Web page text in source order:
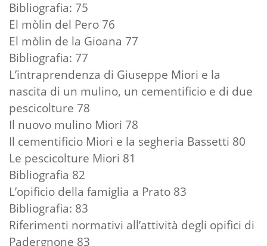
Bibliografia: 75
El mòlin del Pero 76
El mòlin de la Gioana 77
Bibliografia: 77
L’intraprendenza di Giuseppe Miori e la
nascita di un mulino, un cementificio e di due
pescicolture 78
Il nuovo mulino Miori 78
Il cementificio Miori e la segheria Bassetti 80
Le pescicolture Miori 81
Bibliografia 82
L’opificio della famiglia a Prato 83
Bibliografia: 83
Riferimenti normativi all’attività degli opifici di
Padergnone 83